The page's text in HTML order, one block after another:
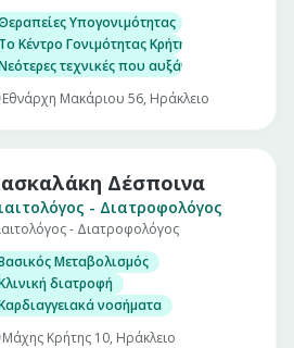
Υπογονιμότητας
Το Κέντρο Γονιμότητας Κρήτης προσφέρει
τεχνικές που αυξάνουν τα
Εθνάρχη Μακάριου 56, Ηράκλειο
Δέσποινα
- Διατροφολόγος
- Διατροφολόγος
Μεταβολισμός
διατροφή
νοσήματα
Μάχης Κρήτης 10, Ηράκλειο